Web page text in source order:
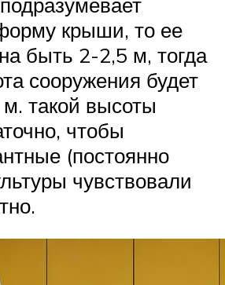
крыши, то ее
быть 2-2,5 м, тогда
сооружения будет
такой высоты
чтобы
(постоянно
чувствовали